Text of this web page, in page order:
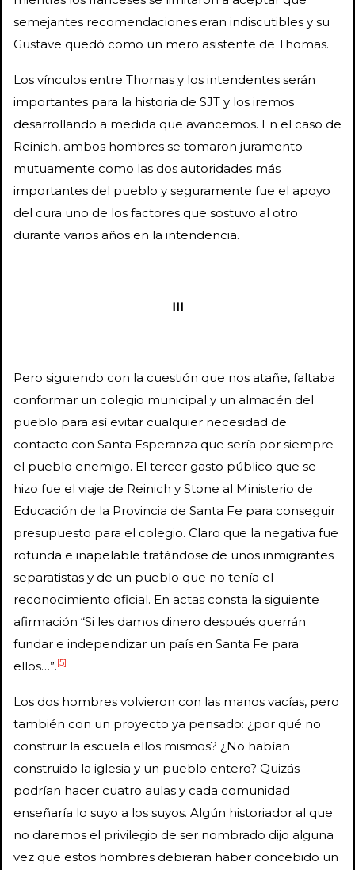
semejantes recomendaciones eran indiscutibles y su
Gustave quedó como un mero asistente de Thomas.
Los vínculos entre Thomas y los intendentes serán
importantes para la historia de SJT y los iremos
desarrollando a medida que avancemos. En el caso de
Reinich, ambos hombres se tomaron juramento
mutuamente como las dos autoridades más
importantes del pueblo y seguramente fue el apoyo
del cura uno de los factores que sostuvo al otro
durante varios años en la intendencia.
III
Pero siguiendo con la cuestión que nos atañe, faltaba
conformar un colegio municipal y un almacén del
pueblo para así evitar cualquier necesidad de
contacto con Santa Esperanza que sería por siempre
el pueblo enemigo. El tercer gasto público que se
hizo fue el viaje de Reinich y Stone al Ministerio de
Educación de la Provincia de Santa Fe para conseguir
presupuesto para el colegio. Claro que la negativa fue
rotunda e inapelable tratándose de unos inmigrantes
separatistas y de un pueblo que no tenía el
reconocimiento oficial. En actas consta la siguiente
afirmación “Si les damos dinero después querrán
fundar e independizar un país en Santa Fe para
ellos…”.[5]
Los dos hombres volvieron con las manos vacías, pero
también con un proyecto ya pensado: ¿por qué no
construir la escuela ellos mismos? ¿No habían
construido la iglesia y un pueblo entero? Quizás
podrían hacer cuatro aulas y cada comunidad
enseñaría lo suyo a los suyos. Algún historiador al que
no daremos el privilegio de ser nombrado dijo alguna
vez que estos hombres debieran haber concebido un